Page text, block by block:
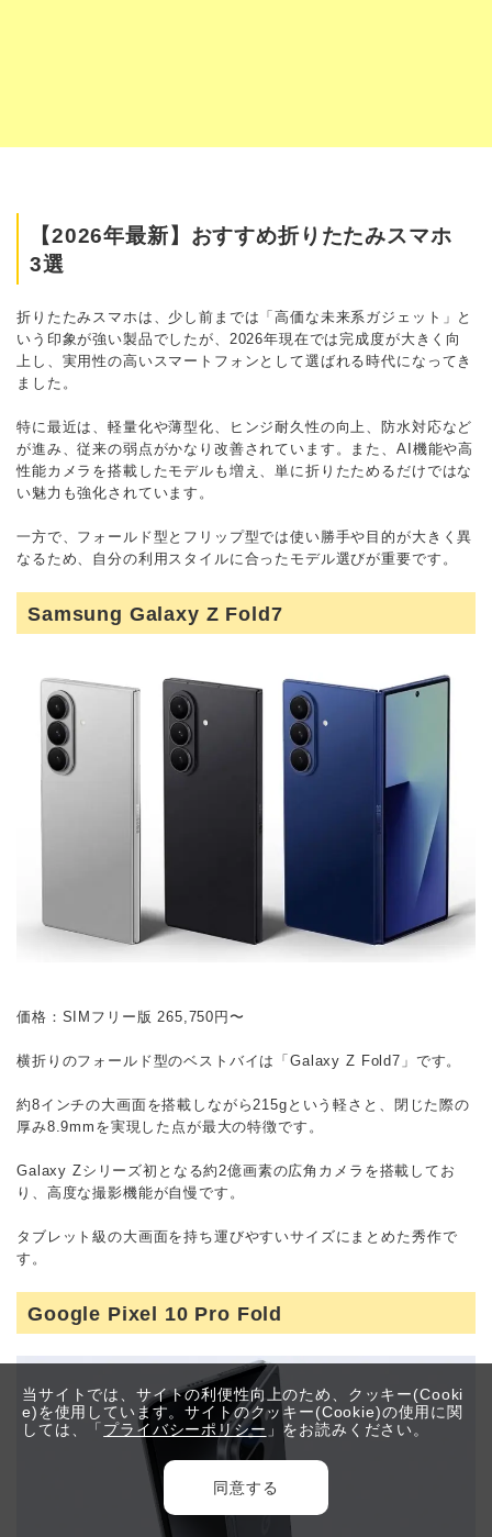
【2026年最新】おすすめ折りたたみスマホ
3選
折りたたみスマホは、少し前までは「高価な未来系ガジェット」と
いう印象が強い製品でしたが、2026年現在では完成度が大きく向
上し、実用性の高いスマートフォンとして選ばれる時代になってき
ました。
特に最近は、軽量化や薄型化、ヒンジ耐久性の向上、防水対応など
が進み、従来の弱点がかなり改善されています。また、AI機能や高
性能カメラを搭載したモデルも増え、単に折りたためるだけではな
い魅力も強化されています。
一方で、フォールド型とフリップ型では使い勝手や目的が大きく異
なるため、自分の利用スタイルに合ったモデル選びが重要です。
Samsung Galaxy Z Fold7
価格：SIMフリー版 265,750円〜
横折りのフォールド型のベストバイは「Galaxy Z Fold7」です。
約8インチの大画面を搭載しながら215gという軽さと、閉じた際の
厚み8.9mmを実現した点が最大の特徴です。
Galaxy Zシリーズ初となる約2億画素の広角カメラを搭載してお
り、高度な撮影機能が自慢です。
タブレット級の大画面を持ち運びやすいサイズにまとめた秀作で
す。
Google Pixel 10 Pro Fold
当サイトでは、サイトの利便性向上のため、クッキー(Cooki
e)を使用しています。サイトのクッキー(Cookie)の使用に関
しては、「 プライバシーポリシー 」をお読みください。
同意する